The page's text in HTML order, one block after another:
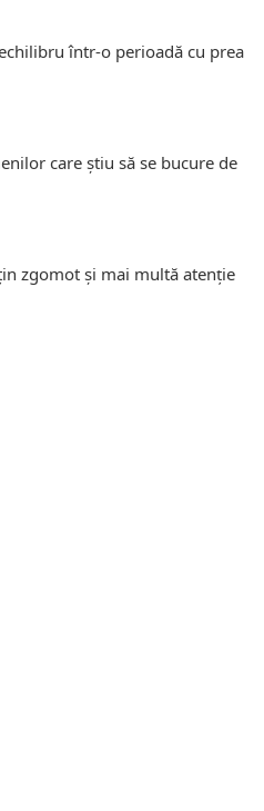
într-o perioadă cu prea
care știu să se bucure de
zgomot și mai multă atenție